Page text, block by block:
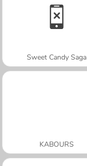
Sweet Candy Saga
KABOURS